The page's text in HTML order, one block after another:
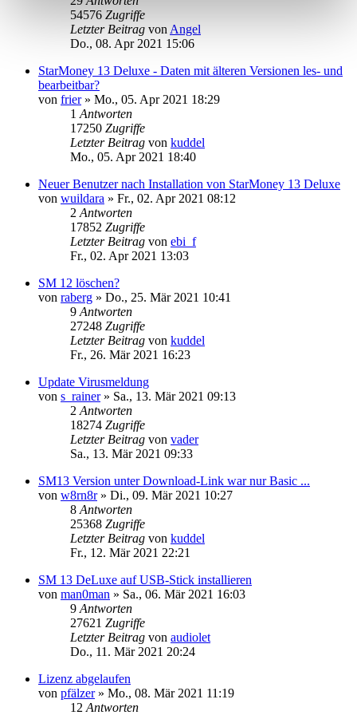
54576 Zugriffe
Letzter Beitrag von Angel
Do., 08. Apr 2021 15:06
StarMoney 13 Deluxe - Daten mit älteren Versionen les- und
bearbeitbar?
von frier» Mo., 05. Apr 2021 18:29
1 Antworten
17250 Zugriffe
Letzter Beitrag von kuddel
Mo., 05. Apr 2021 18:40
Neuer Benutzer nach Installation von StarMoney 13 Deluxe
von wuildara » Fr., 02. Apr 2021 08:12
2 Antworten
17852 Zugriffe
Letzter Beitrag von ebi_f
Fr., 02. Apr 2021 13:03
SM 12 löschen?
von raberg » Do., 25. Mär 2021 10:41
9 Antworten
27248 Zugriffe
Letzter Beitrag von kuddel
Fr., 26. Mär 2021 16:23
Update Virusmeldung
von s_rainer» Sa., 13. Mär 2021 09:13
2 Antworten
18274 Zugriffe
Letzter Beitrag von vader
Sa., 13. Mär 2021 09:33
SM13 Version unter Download-Link war nur Basic ...
von w8rn8r» Di., 09. Mär 2021 10:27
8 Antworten
25368 Zugriffe
Letzter Beitrag von kuddel
Fr., 12. Mär 2021 22:21
SM 13 DeLuxe auf USB-Stick installieren
von man0man » Sa., 06. Mär 2021 16:03
9 Antworten
27621 Zugriffe
Letzter Beitrag von audiolet
Do., 11. Mär 2021 20:24
Lizenz abgelaufen
von pfälzer» Mo., 08. Mär 2021 11:19
12 Antworten